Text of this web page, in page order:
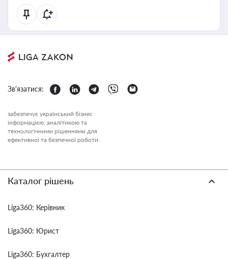
Зв'язатися:
забезпечує український бізнес
інформацією, аналітикою та
технологічними рішеннями для
ефективної та безпечної роботи.
Каталог рішень
Liga360: Керівник
Liga360: Юрист
Liga360: Бухгалтер